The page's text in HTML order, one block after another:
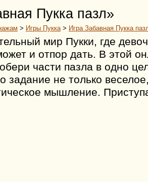
Пукка пазл»
> Игры Пукка> Игра Забавная Пукка
мир Пукки, где
и отпор дать. В этой
части пазла в одно
задание не только
мышление.